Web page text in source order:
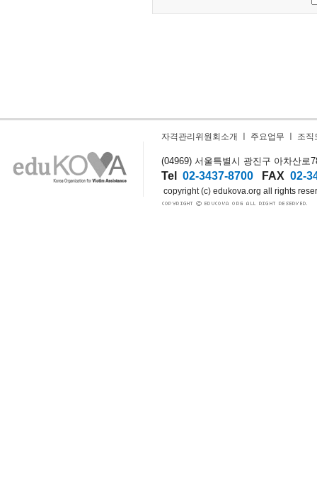
자격관리위원회소개 주요업무 조직
(04969) 서울특별시 광진구 아차산로
Tel 02-3437-8700 FAX 02-
copyright (c) edukova.org all rights